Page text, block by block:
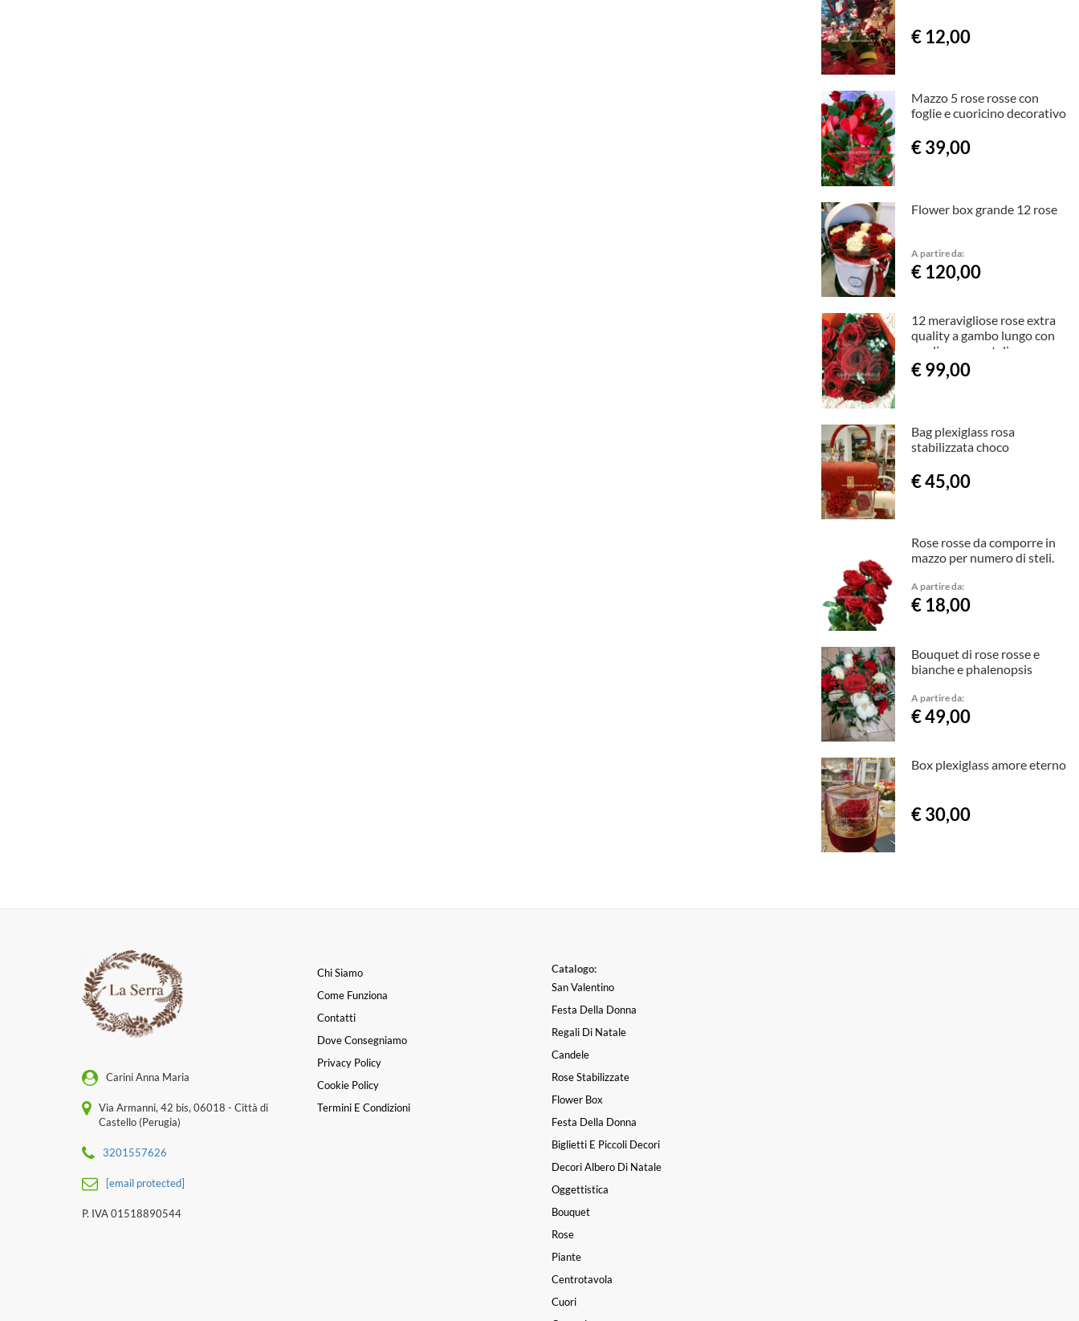
€ 12,00
Mazzo 5 rose rosse con
foglie e cuoricino decorativo
€ 39,00
Flower box grande 12 rose
A partire da:
€ 120,00
12 meravigliose rose extra
quality a gambo lungo con
verdi ornamentali e
raffinata confezione.
€ 99,00
Bag plexiglass rosa
stabilizzata choco
€ 45,00
Rose rosse da comporre in
mazzo per numero di steli.
A partire da:
€ 18,00
Bouquet di rose rosse e
bianche e phalenopsis
A partire da:
€ 49,00
Box plexiglass amore eterno
€ 30,00
Carini Anna Maria
Via Armanni, 42 bis, 06018 - Città di
Castello (Perugia)
3201557626
[email protected]
P. IVA 01518890544
Chi Siamo
Come Funziona
Contatti
Dove Consegniamo
Privacy Policy
Cookie Policy
Termini E Condizioni
Catalogo:
San Valentino
Festa Della Donna
Regali Di Natale
Candele
Rose Stabilizzate
Flower Box
Festa Della Donna
Biglietti E Piccoli Decori
Decori Albero Di Natale
Oggettistica
Bouquet
Rose
Piante
Centrotavola
Cuori